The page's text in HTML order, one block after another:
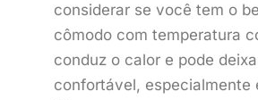
considerar se você tem o
cômodo com temperatura
conduz o calor e pode
confortável, especialmente